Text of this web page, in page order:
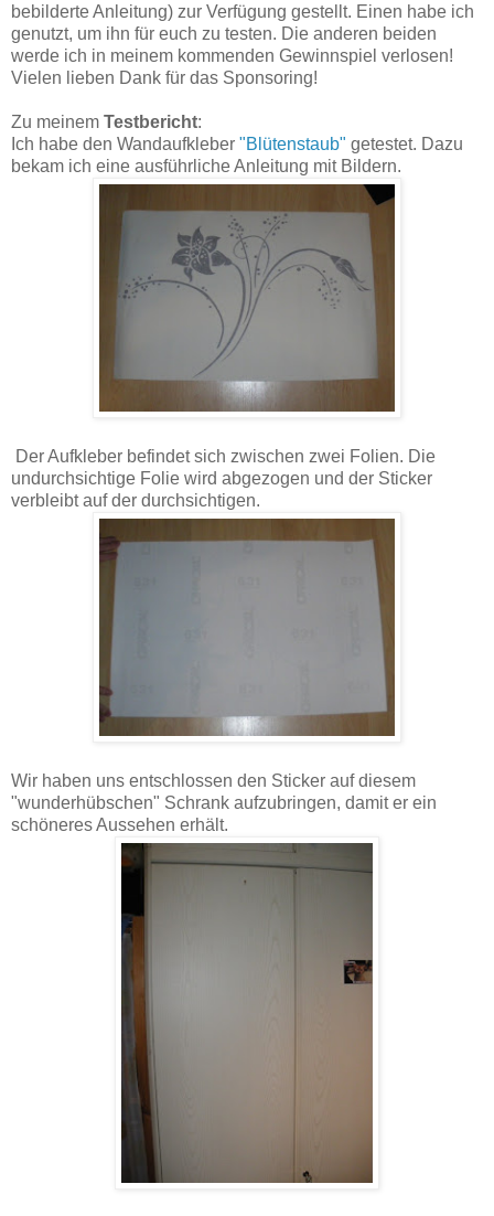
bebilderte Anleitung) zur Verfügung gestellt. Einen habe ich
genutzt, um ihn für euch zu testen. Die anderen beiden
werde ich in meinem kommenden Gewinnspiel verlosen!
Vielen lieben Dank für das Sponsoring!
Zu meinem Testbericht:
Ich habe den Wandaufkleber "Blütenstaub" getestet. Dazu
bekam ich eine ausführliche Anleitung mit Bildern.
Der Aufkleber befindet sich zwischen zwei Folien. Die
undurchsichtige Folie wird abgezogen und der Sticker
verbleibt auf der durchsichtigen.
Wir haben uns entschlossen den Sticker auf diesem
"wunderhübschen" Schrank aufzubringen, damit er ein
schöneres Aussehen erhält.